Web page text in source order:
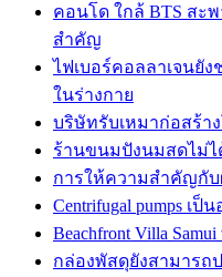
คอนโด ใกล้ BTS สะ
สำคัญ
ไฟเบอร์คอลลาเจนยั
ในร่างกาย
บริษัทรับเหมาก่อสร้า
ร้านขนมปังนมสดไม่ไ
การให้ความสำคัญกั
Centrifugal pumps
Beachfront Villa
กล่องพัสดุยังสามารถ